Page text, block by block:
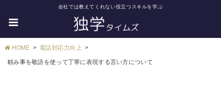
会社では教えてくれない役立つスキルを学ぶ
HOME 電話対応力向上
頼み事を敬語を使って丁寧に表現する言い方について